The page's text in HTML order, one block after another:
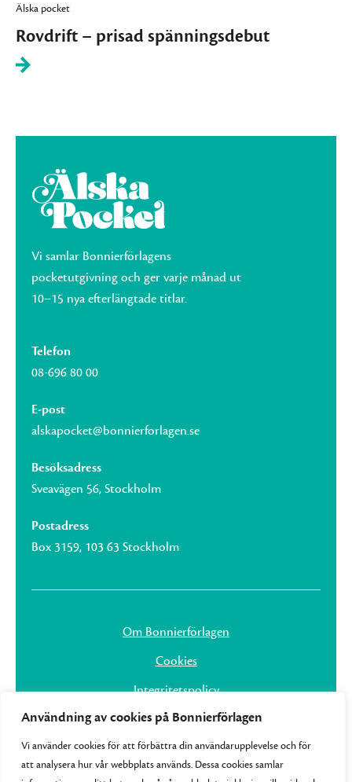
Användning av cookies på Bonnierförlagen
Vi använder cookies för att förbättra din användarupplevelse och för
att analysera hur vår webbplats används. Dessa cookies samlar
Älska pocket
Rovdrift – prisad spänningsdebut
Vi samlar Bonnierförlagens
pocketutgivning och ger varje månad ut
10–15 nya efterlängtade titlar.
Telefon
08-696 80 00
E-post
alskapocket@bonnierforlagen.se
Besöksadress
Sveavägen 56, Stockholm
Postadress
Box 3159, 103 63 Stockholm
Om Bonnierförlagen
Cookies
Integritetspolicy